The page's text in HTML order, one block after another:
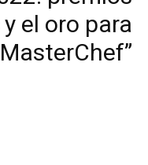
el oro para